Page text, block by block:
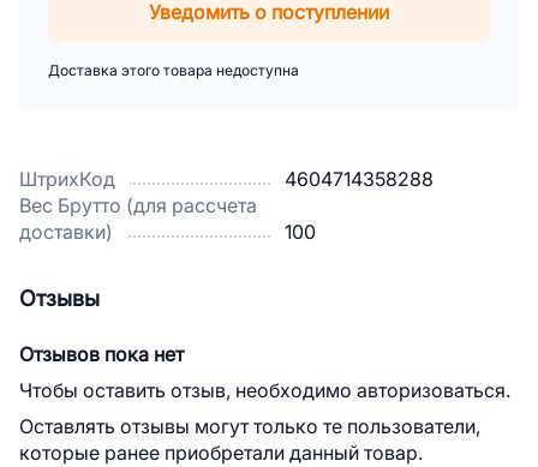
ШтрихКод
4604714358288
Вес Брутто (для рассчета
доставки)
100
Уведомить о поступлении
Доставка этого товара недоступна
Отзывы
Отзывов пока нет
Чтобы оставить отзыв, необходимо авторизоваться.
Оставлять отзывы могут только те пользователи,
которые ранее приобретали данный товар.